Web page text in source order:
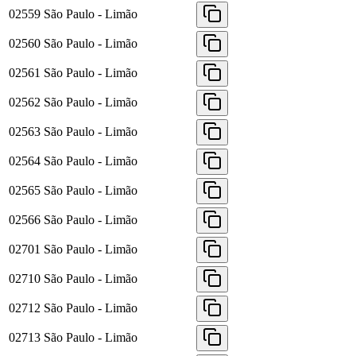
02559 São Paulo - Limão
02560 São Paulo - Limão
02561 São Paulo - Limão
02562 São Paulo - Limão
02563 São Paulo - Limão
02564 São Paulo - Limão
02565 São Paulo - Limão
02566 São Paulo - Limão
02701 São Paulo - Limão
02710 São Paulo - Limão
02712 São Paulo - Limão
02713 São Paulo - Limão